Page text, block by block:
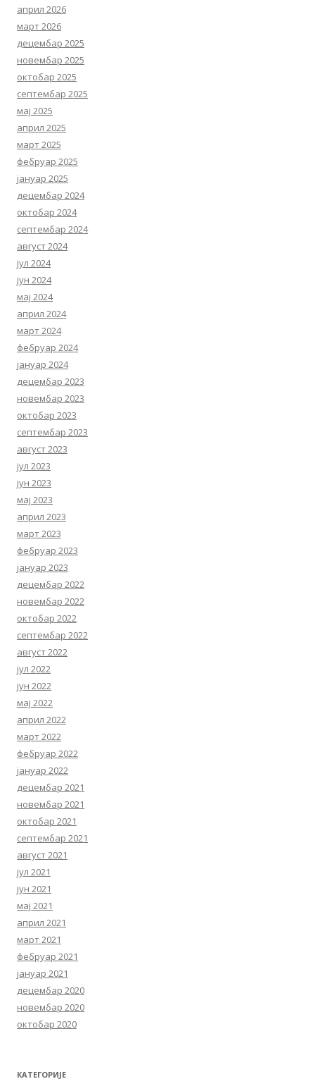
април 2026
март 2026
децембар 2025
новембар 2025
октобар 2025
септембар 2025
мај 2025
април 2025
март 2025
фебруар 2025
јануар 2025
децембар 2024
октобар 2024
септембар 2024
август 2024
јул 2024
јун 2024
мај 2024
април 2024
март 2024
фебруар 2024
јануар 2024
децембар 2023
новембар 2023
октобар 2023
септембар 2023
август 2023
јул 2023
јун 2023
мај 2023
април 2023
март 2023
фебруар 2023
јануар 2023
децембар 2022
новембар 2022
октобар 2022
септембар 2022
август 2022
јул 2022
јун 2022
мај 2022
април 2022
март 2022
фебруар 2022
јануар 2022
децембар 2021
новембар 2021
октобар 2021
септембар 2021
август 2021
јул 2021
јун 2021
мај 2021
април 2021
март 2021
фебруар 2021
јануар 2021
децембар 2020
новембар 2020
октобар 2020
КАТЕГОРИЈЕ